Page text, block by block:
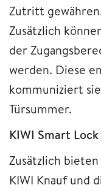
Zutritt
Zusätzlich
der
werden. Diese
kommuniziert
Türsummer.
KIWI Smart Lock
Zusätzlich
KIWI Knauf und